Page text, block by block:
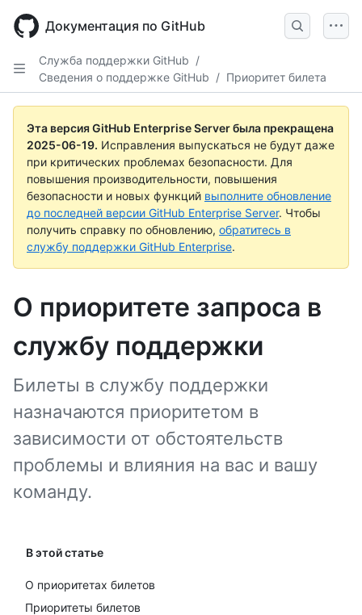
main
Документация по GitHub
Служба поддержки GitHub /
Сведения о поддержке GitHub / Приоритет билета
Эта версия GitHub Enterprise Server была прекращена
2025-06-19. Исправления выпускаться не будут даже
при критических проблемах безопасности. Для
повышения производительности, повышения
безопасности и новых функций выполните обновление
до последней версии GitHub Enterprise Server. Чтобы
получить справку по обновлению, обратитесь в
службу поддержки GitHub Enterprise.
О приоритете запроса в
службу поддержки
Билеты в службу поддержки
назначаются приоритетом в
зависимости от обстоятельств
проблемы и влияния на вас и вашу
команду.
В этой статье
О приоритетах билетов
Приоритеты билетов